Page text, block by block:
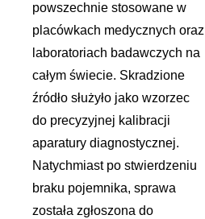
powszechnie stosowane w
placówkach medycznych oraz
laboratoriach badawczych na
całym świecie. Skradzione
źródło służyło jako wzorzec
do precyzyjnej kalibracji
aparatury diagnostycznej.
Natychmiast po stwierdzeniu
braku pojemnika, sprawa
została zgłoszona do